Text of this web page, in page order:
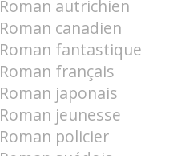
Roman autrichien
Roman canadien
Roman fantastique
Roman français
Roman japonais
Roman jeunesse
Roman policier